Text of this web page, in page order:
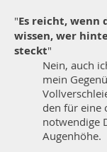
"Es reicht, wenn
wissen, wer
steckt"
Nein, auch
mein
den für eine
notwendige
Augenhöhe.